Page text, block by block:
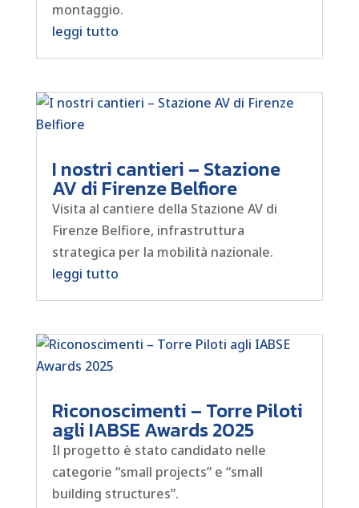
montaggio.
leggi tutto
I nostri cantieri – Stazione
AV di Firenze Belfiore
Visita al cantiere della Stazione AV di
Firenze Belfiore, infrastruttura
strategica per la mobilità nazionale.
leggi tutto
Riconoscimenti – Torre Piloti
agli IABSE Awards 2025
Il progetto è stato candidato nelle
categorie “small projects” e “small
building structures”.